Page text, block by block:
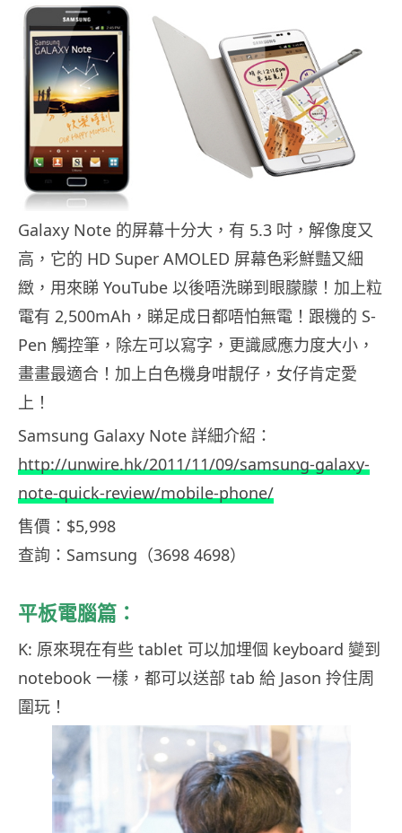
Galaxy Note 的屏幕十分大，有 5.3 吋，解像度又
高，它的 HD Super AMOLED 屏幕色彩鮮豔又細
緻，用來睇 YouTube 以後唔洗睇到眼朦朦！加上粒
電有 2,500mAh，睇足成日都唔怕無電！跟機的 S-
Pen 觸控筆，除左可以寫字，更識感應力度大小，
畫畫最適合！加上白色機身咁靚仔，女仔肯定愛
上！
Samsung Galaxy Note 詳細介紹：
http://unwire.hk/2011/11/09/samsung-galaxy-
note-quick-review/mobile-phone/
售價：$5,998
查詢：Samsung（3698 4698）
平板電腦篇：
K: 原來現在有些 tablet 可以加埋個 keyboard 變到
notebook 一樣，都可以送部 tab 給 Jason 拎住周
圍玩！